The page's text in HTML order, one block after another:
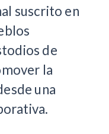
suscrito en
de
la
una